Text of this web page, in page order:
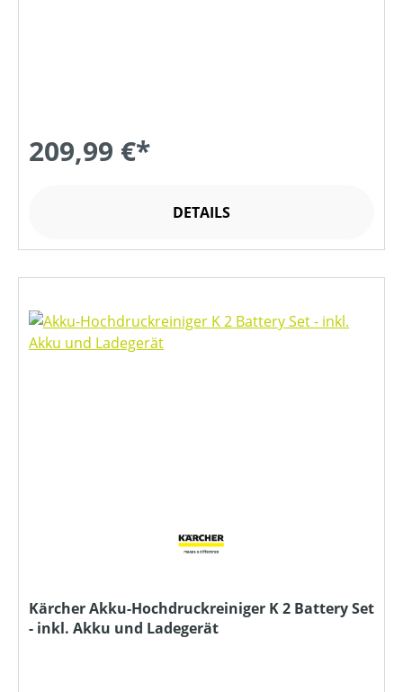
209,99 €*
DETAILS
Kärcher Akku-Hochdruckreiniger K 2 Battery Set
- inkl. Akku und Ladegerät